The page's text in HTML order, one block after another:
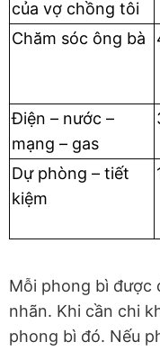
của vợ chồng tôi
Chăm sóc ông bà
Điện – nước –
mạng – gas
Dự phòng – tiết
kiệm
Mỗi phong bì được
nhãn. Khi cần chi
phong bì đó. Nếu